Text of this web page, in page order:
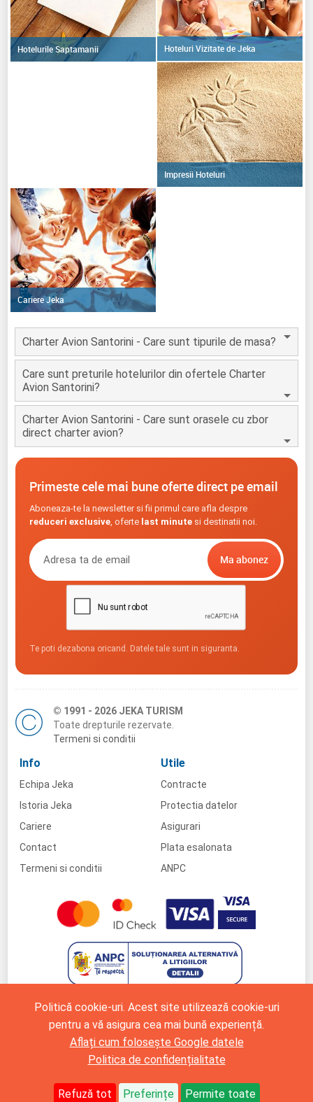
Politică cookie-uri. Acest site utilizează cookie-uri
pentru a vă asigura cea mai bună experiență.
Aflați cum folosește Google datele
Politica de confidențialitate
Refuză tot Preferințe Permite toate
Hotelurile Saptamanii Hoteluri Vizitate de Jeka
Impresii Hoteluri
Cariere Jeka
Charter Avion Santorini - Care sunt tipurile de masa?
Care sunt preturile hotelurilor din ofertele Charter
Avion Santorini?
Charter Avion Santorini - Care sunt orasele cu zbor
direct charter avion?
Primeste cele mai bune oferte direct pe email
Aboneaza-te la newsletter si fii primul care afla despre
reduceri exclusive, oferte last minutesi destinatii noi.
Te poti dezabona oricand. Datele tale sunt in siguranta.
© 1991 - 2026 JEKA TURISM
Toate drepturile rezervate.
Termeni si conditii
Info
Echipa Jeka
Istoria Jeka
Cariere
Contact
Termeni si conditii
Utile
Contracte
Protectia datelor
Asigurari
Plata esalonata
ANPC